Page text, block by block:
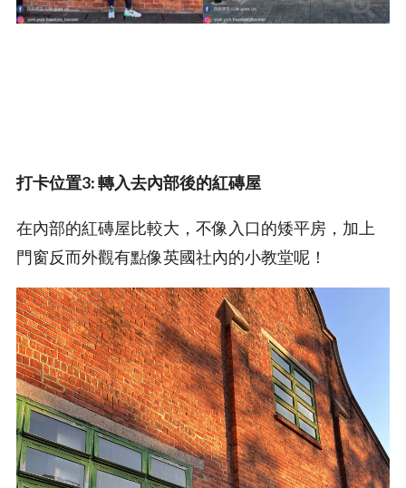
打卡位置3: 轉入去內部後的紅磚屋
在內部的紅磚屋比較大，不像入口的矮平房，加上
門窗反而外觀有點像英國社內的小教堂呢！